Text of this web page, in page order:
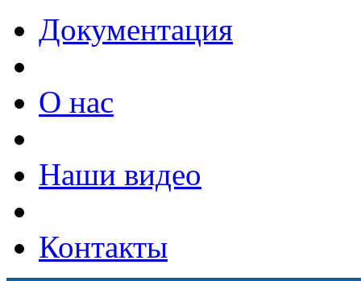
Документация
О нас
Наши видео
Контакты